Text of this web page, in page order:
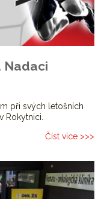
Nadaci
při svých letošních
Rokytnici.
Číst více >>>